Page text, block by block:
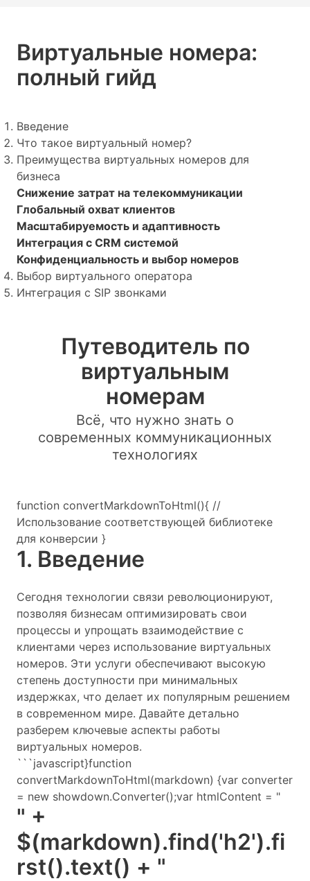
Виртуальные номера:
полный гийд
Введение
Что такое виртуальный номер?
Преимущества виртуальных номеров для
бизнеса
Снижение затрат на телекоммуникации
Глобальный охват клиентов
Масштабируемость и адаптивность
Интеграция с CRM системой
Конфиденциальность и выбор номеров
Выбор виртуального оператора
Интеграция с SIP звонками
Путеводитель по
виртуальным
номерам
Всё, что нужно знать о
современных коммуникационных
технологиях
function convertMarkdownToHtml(){ //
Использование соответствующей библиотеке
для конверсии }
1. Введение
Сегодня технологии связи революционируют,
позволяя бизнесам оптимизировать свои
процессы и упрощать взаимодействие с
клиентами через использование виртуальных
номеров. Эти услуги обеспечивают высокую
степень доступности при минимальных
издержках, что делает их популярным решением
в современном мире. Давайте детально
разберем ключевые аспекты работы
виртуальных номеров.
```javascript}function
convertMarkdownToHtml(markdown) {var converter
= new showdown.Converter();var htmlContent = "
" +
$(markdown).find('h2').fi
rst().text() + "